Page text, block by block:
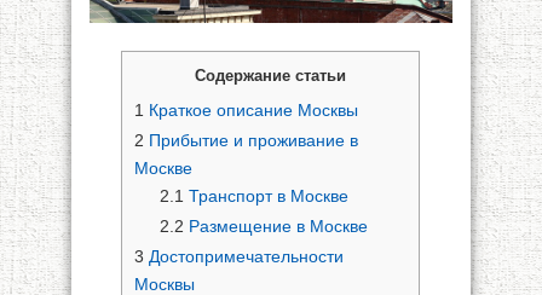
Содержание статьи
1 Краткое описание Москвы
2 Прибытие и проживание в
Москве
2.1 Транспорт в Москве
2.2 Размещение в Москве
3 Достопримечательности
Москвы